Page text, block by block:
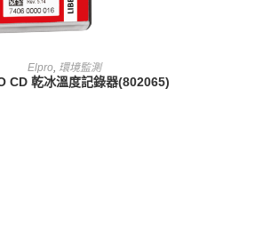
查看內容
Elpro, 環境監測
CD 乾冰溫度記錄器(802065)